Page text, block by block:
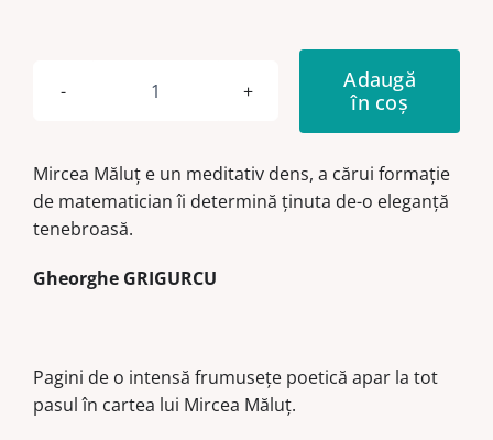
Cantitate
Adaugă
în coș
Mircea Măluţ e un meditativ dens, a cărui formaţie
de matematician îi determină ţinuta de-o eleganţă
tenebroasă.
Gheorghe GRIGURCU
Pagini de o intensă frumuseţe poetică apar la tot
pasul în cartea lui Mircea Măluţ.